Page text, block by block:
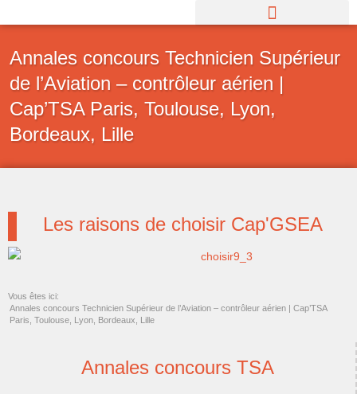
au
contenu
Annales concours Technicien Supérieur
de l’Aviation – contrôleur aérien |
Cap’TSA Paris, Toulouse, Lyon,
Bordeaux, Lille
Les raisons de choisir Cap'GSEA
Vous êtes ici:
Annales concours Technicien Supérieur de l’Aviation – contrôleur aérien | Cap’TSA
Paris, Toulouse, Lyon, Bordeaux, Lille
Annales concours TSA